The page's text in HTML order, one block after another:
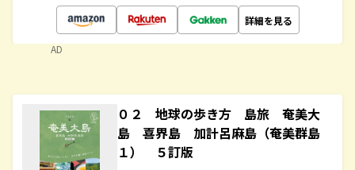
詳細を見る
AD
０２ 地球の歩き方 島旅 奄美大
島 喜界島 加計呂麻島（奄美群島
１） ５訂版